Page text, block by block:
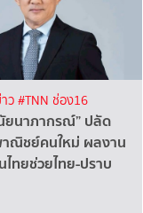
ว#TNN ช่อง16
นาภากรณ์” ปลัด
าณิชย์คนใหม่ ผลงาน
ทยช่วยไทย-ปราบ